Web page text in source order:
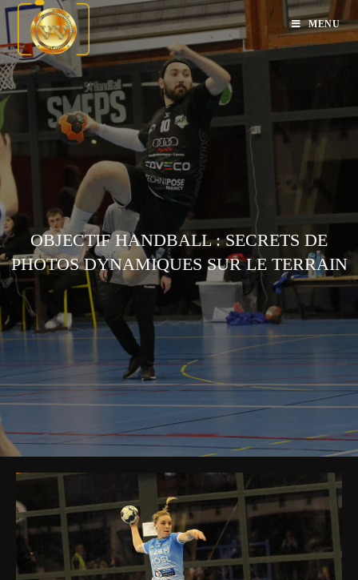
MENU
OBJECTIF HANDBALL : SECRETS DE
PHOTOS DYNAMIQUES SUR LE TERRAIN